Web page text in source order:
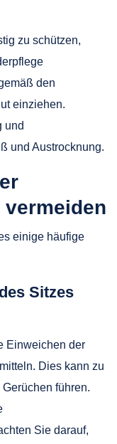
zu schützen,
den
einziehen.
und
und Austrocknung.
einige häufige
Sitzes
Einweichen der
Dies kann zu
führen.
Sie darauf,